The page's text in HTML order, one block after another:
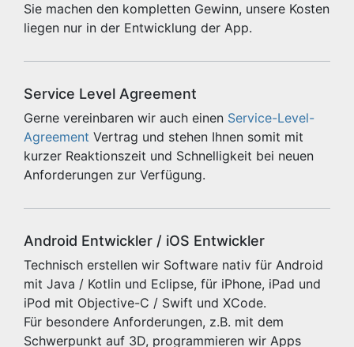
Sie machen den kompletten Gewinn, unsere Kosten
liegen nur in der Entwicklung der App.
Service Level Agreement
Gerne vereinbaren wir auch einen Service-Level-
Agreement Vertrag und stehen Ihnen somit mit
kurzer Reaktionszeit und Schnelligkeit bei neuen
Anforderungen zur Verfügung.
Android Entwickler / iOS Entwickler
Technisch erstellen wir Software nativ für Android
mit Java / Kotlin und Eclipse, für iPhone, iPad und
iPod mit Objective-C / Swift und XCode.
Für besondere Anforderungen, z.B. mit dem
Schwerpunkt auf 3D, programmieren wir Apps